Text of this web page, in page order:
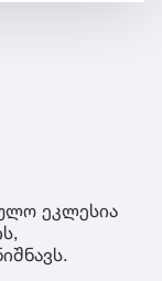
ეკლესია